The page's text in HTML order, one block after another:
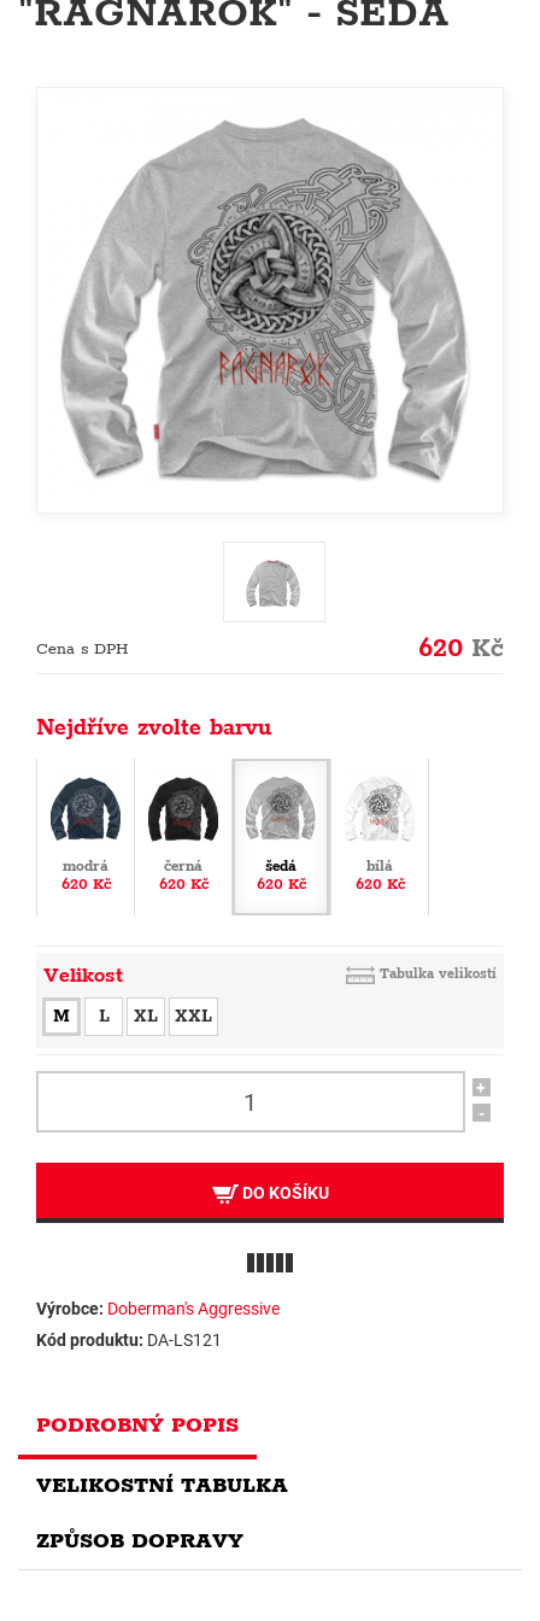
"RAGNAROK" - ŠEDÁ
Cena s DPH 620 Kč
Nejdříve zvolte barvu
modrá
620 Kč
černá
620 Kč
šedá
620 Kč
bílá
620 Kč
Velikost Tabulka velikostí
M L XL XXL
+
-
DO KOŠÍKU
Výrobce: Doberman's Aggressive
Kód produktu: DA-LS121
PODROBNÝ POPIS
VELIKOSTNÍ TABULKA
ZPŮSOB DOPRAVY